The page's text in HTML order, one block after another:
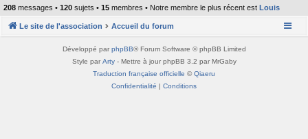
208 messages • 120 sujets • 15 membres • Notre membre le plus récent est Louis
Le site de l'association Accueil du forum
Développé par phpBB® Forum Software © phpBB Limited
Style par Arty- Mettre à jour phpBB 3.2 par MrGaby
Traduction française officielle ©Qiaeru
Confidentialité
Conditions